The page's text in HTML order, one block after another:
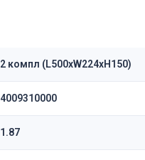
2 компл (L500xW224xH150)
4009310000
1.87